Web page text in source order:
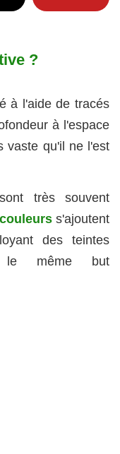
?
à l'aide de tracés
à l'espace
vaste qu'il ne l'est
très souvent
s'ajoutent
des teintes
le même but